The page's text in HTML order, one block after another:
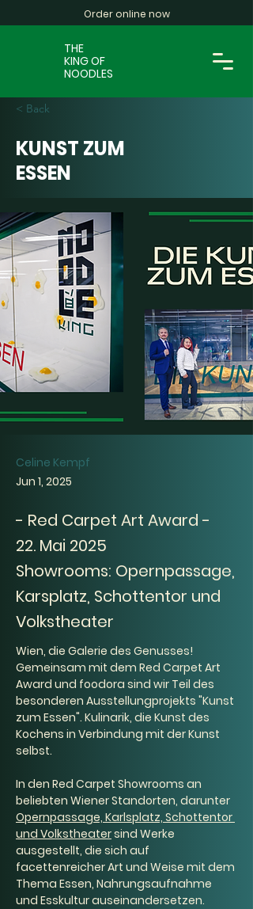
Order online now
THE
KING OF
NOODLES
< Back
KUNST ZUM
ESSEN
Celine Kempf
Jun 1, 2025
- Red Carpet Art Award -
22. Mai 2025
Showrooms: Opernpassage,
Karsplatz, Schottentor und
Volkstheater
Wien, die Galerie des Genusses!
Gemeinsam mit dem Red Carpet Art
Award und foodora sind wir Teil des
besonderen Ausstellungprojekts "Kunst
zum Essen". Kulinarik, die Kunst des
Kochens in Verbindung mit der Kunst
selbst.
In den Red Carpet Showrooms an
beliebten Wiener Standorten, darunter
Opernpassage, Karlsplatz, Schottentor
und Volkstheater sind Werke
ausgestellt, die sich auf
facettenreicher Art und Weise mit dem
Thema Essen, Nahrungsaufnahme
und Esskultur auseinandersetzen.